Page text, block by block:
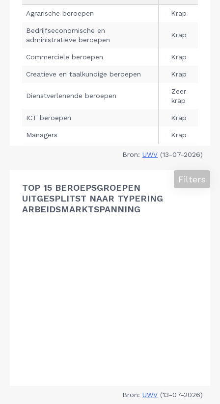
Bron: UWV (13-07-2026)
TOP 15 BEROEPSGROEPEN
UITGESPLITST NAAR TYPERING
ARBEIDSMARKTSPANNING
Filters
Bron: UWV (13-07-2026)